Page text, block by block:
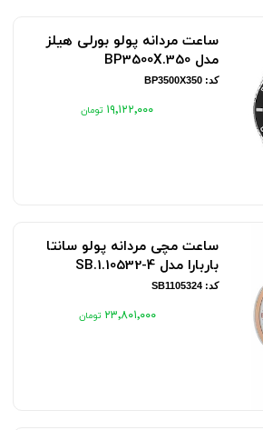
ساعت مردانه پولو بورلی هیلز
مدل BP3500X.350
کد: BP3500X350
۱۹٬۱۲۲٬۰۰۰
ساعت مچی مردانه پولو سانتا
باربارا مدل SB.1.10532-4
کد: SB1105324
۲۳٬۸۰۱٬۰۰۰